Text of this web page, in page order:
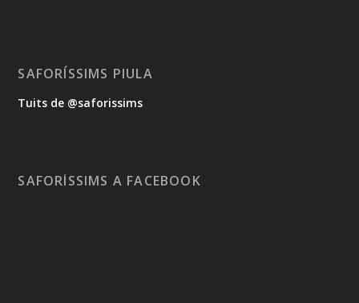
SAFORÍSSIMS PIULA
Tuits de @saforissims
SAFORÍSSIMS A FACEBOOK